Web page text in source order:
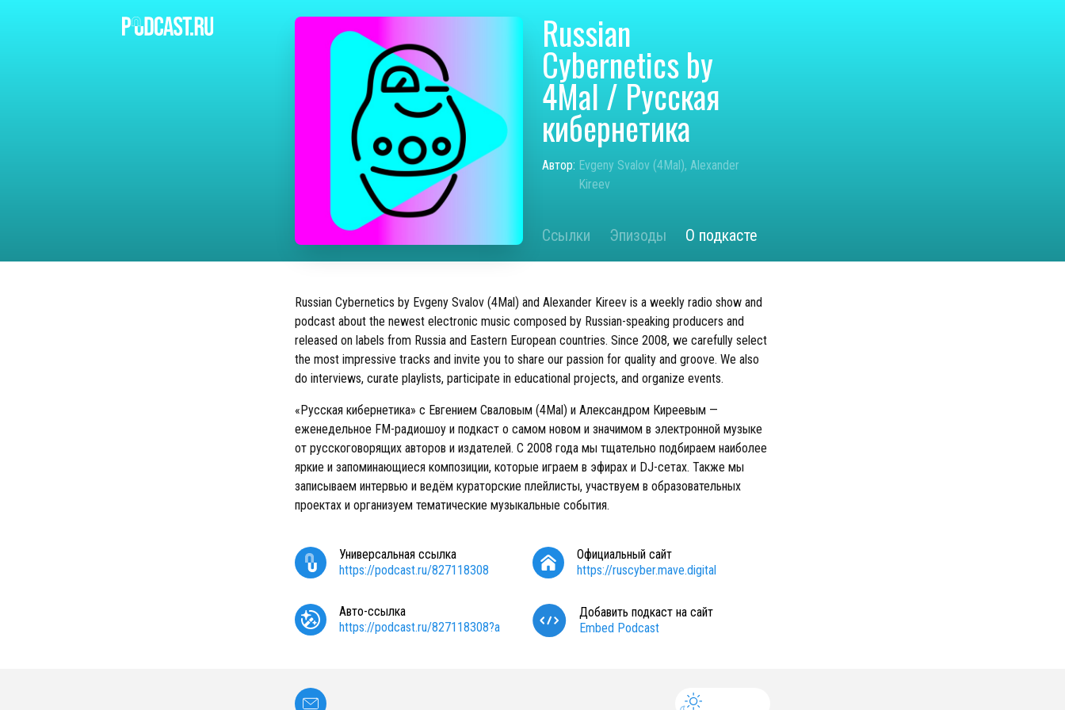
Russian
Cybernetics by
4Mal / Русская
кибернетика
Автор: Evgeny Svalov (4Mal), Alexander
Kireev
Ссылки Эпизоды О подкасте
Russian Cybernetics by Evgeny Svalov (4Mal) and Alexander Kireev is a weekly radio show and
podcast about the newest electronic music composed by Russian-speaking producers and
released on labels from Russia and Eastern European countries. Since 2008, we carefully select
the most impressive tracks and invite you to share our passion for quality and groove. We also
do interviews, curate playlists, participate in educational projects, and organize events.
«Русская кибернетика» с Евгением Сваловым (4Mal) и Александром Киреевым —
еженедельное FM-радиошоу и подкаст о самом новом и значимом в электронной музыке
от русскоговорящих авторов и издателей. С 2008 года мы тщательно подбираем наиболее
яркие и запоминающиеся композиции, которые играем в эфирах и DJ-сетах. Также мы
записываем интервью и ведём кураторские плейлисты, участвуем в образовательных
проектах и организуем тематические музыкальные события.
Универсальная ссылка
https://podcast.ru/827118308
Официальный сайт
https://ruscyber.mave.digital
Авто-ссылка
https://podcast.ru/827118308?a
Добавить подкаст на сайт
Embed Podcast